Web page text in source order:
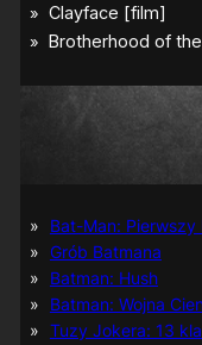
Bat-Man: Pierwszy
Grób Batmana
Batman: Hush
Batman: Wojna
Tuzy Jokera: 13